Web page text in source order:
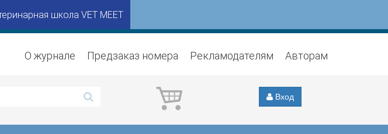
школа VET MEET
О журнале Предзаказ номера Рекламодателям Авторам
Вход